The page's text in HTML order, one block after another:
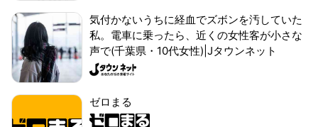
気付かないうちに経血でズボンを汚していた
私。電車に乗ったら、近くの女性客が小さな
声で(千葉県・10代女性)|Jタウンネット
ゼロまる